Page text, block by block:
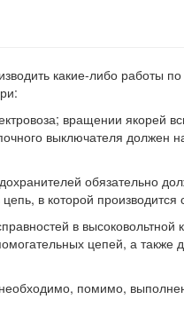
какие-либо работы
вращении якорей
выключателя должен
обязательно
в которой производится
в
цепей, а также
помимо,